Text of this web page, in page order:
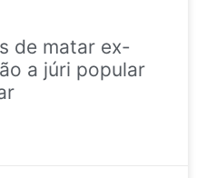
de matar ex-
a júri popular